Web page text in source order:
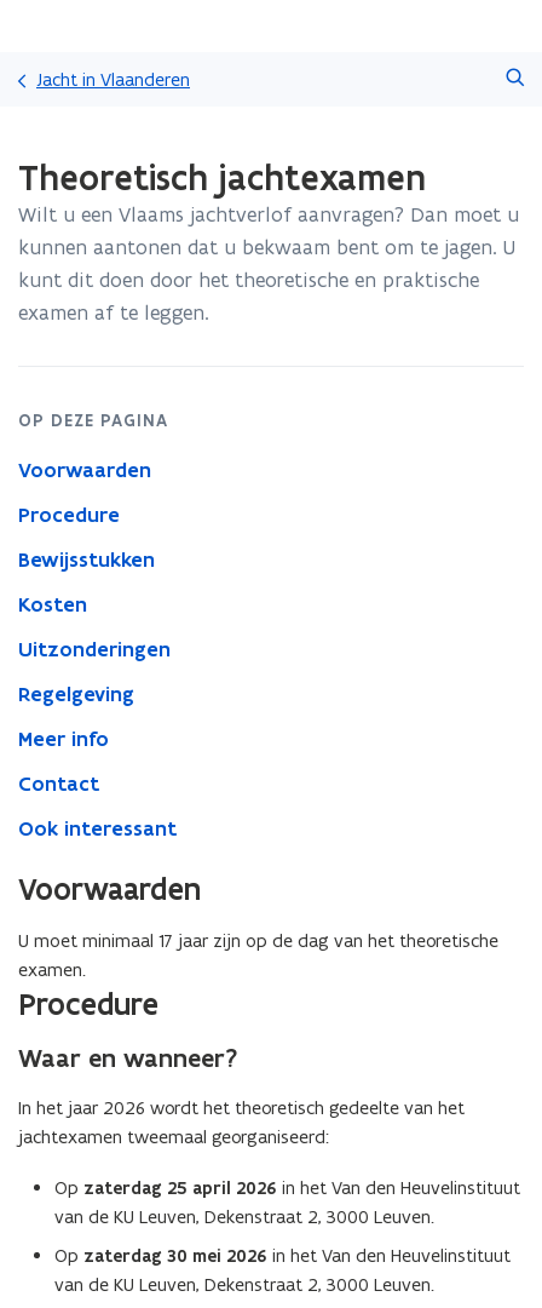
gaan
Jacht in Vlaanderen
met
laden.
bevindt
zich
op:
Theoretisch
Theoretisch jachtexamen
Wilt u een Vlaams jachtverlof aanvragen? Dan moet u
kunnen aantonen dat u bekwaam bent om te jagen. U
kunt dit doen door het theoretische en praktische
examen af te leggen.
OP DEZE PAGINA
Voorwaarden
Procedure
Bewijsstukken
Kosten
Uitzonderingen
Regelgeving
Meer info
Contact
Ook interessant
Voorwaarden
U moet minimaal 17 jaar zijn op de dag van het theoretische
examen.
Procedure
Waar en wanneer?
In het jaar 2026 wordt het theoretisch gedeelte van het
jachtexamen tweemaal georganiseerd:
Op zaterdag 25 april 2026 in het Van den Heuvelinstituut
van de KU Leuven, Dekenstraat 2, 3000 Leuven.
Op zaterdag 30 mei 2026 in het Van den Heuvelinstituut
van de KU Leuven, Dekenstraat 2, 3000 Leuven.